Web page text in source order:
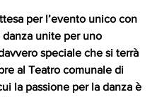
per l’evento unico con
unite per uno
speciale che si terrà
al Teatro comunale di
la passione per la danza è